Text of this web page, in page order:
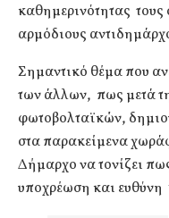
καθημερινότητας
αρμόδιους
Σημαντικό θέμα που
των άλλων, πως μετά
φωτοβολταϊκών,
στα παρακείμενα
Δήμαρχο να τονίζει
υποχρέωση και